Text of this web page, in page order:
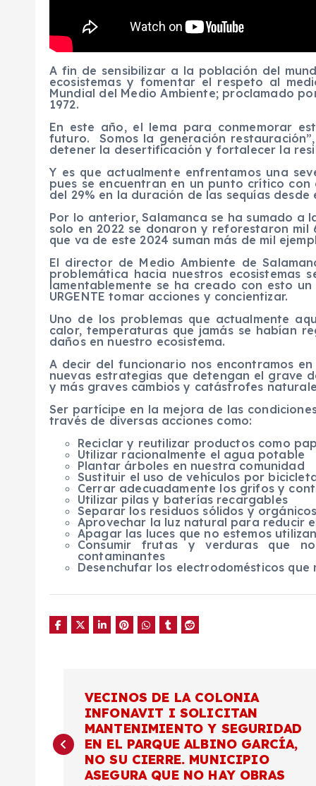
A fin de sensibilizar a la población del
ecosistemas y fomentar el respeto al
Mundial del Medio Ambiente; proclamado
1972.
En este año, el lema para conmemorar
futuro.
Somos la generación
detener la desertificación y fortalecer la
Y es que actualmente enfrentamos una
pues se encuentran en un punto crítico
del 29% en la duración de las sequías
Por lo anterior, Salamanca se ha sumado
solo en 2022 se donaron y reforestaron mil
que va de este 2024 suman más de mil
El director de Medio Ambiente de
problemática hacia nuestros ecosistemas
lamentablemente se ha creado con esto
URGENTE tomar acciones y concientizar.
Uno de los problemas que actualmente
calor, temperaturas que jamás se habían
daños en nuestro ecosistema.
A decir del funcionario nos encontramos
nuevas estrategias que detengan el grave
y más graves cambios y catástrofes
Ser partícipe en la mejora de las
través de diversas acciones como:
Reciclar y reutilizar productos como
Utilizar racionalmente el agua potable
Plantar árboles en nuestra comunidad
Sustituir el uso de vehículos por
Cerrar adecuadamente los grifos y
Utilizar pilas y baterías recargables
Separar los residuos sólidos y
Aprovechar la luz natural para reducir
Apagar las luces que no estemos
Consumir frutas y verduras que
contaminantes
Desenchufar los electrodomésticos que
a
v
VECINOS DE LA COLONIA
INFONAVIT I SOLICITAN
MANTENIMIENTO Y SEGURIDAD
EN EL PARQUE ALBINO GARCÍA,
NO SU CIERRE. MUNICIPIO
ASEGURA QUE NO HAY OBRAS